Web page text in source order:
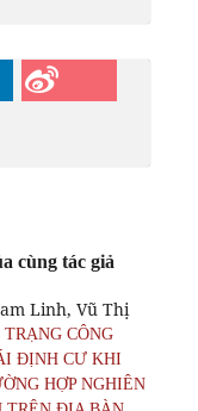
cùng tác giả
Linh, Vũ Thị
CÔNG
ĐỊNH CƯ KHI
HỢP NGHIÊN